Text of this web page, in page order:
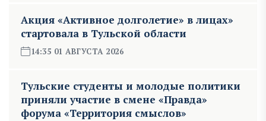
Акция «Активное долголетие» в лицах»
стартовала в Тульской области
14:35 01 АВГУСТА 2026
Тульские студенты и молодые политики
приняли участие в смене «Правда»
форума «Территория смыслов»